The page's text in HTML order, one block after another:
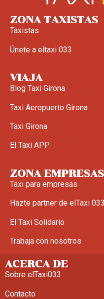
ZONA TAXISTAS
Taxistas
Únete a eltaxi 033
VIAJA
Blog Taxi Girona
Taxi Aeropuerto Girona
Taxi Girona
El Taxi APP
ZONA EMPRESAS
Taxi para empresas
Hazte partner de elTaxi 033
El Taxi Solidario
Trabaja con nosotros
ACERCA DE
Sobre elTaxi033
Contacto